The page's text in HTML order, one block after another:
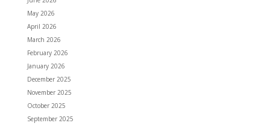
May 2026
April 2026
March 2026
February 2026
January 2026
December 2025
November 2025
October 2025
September 2025